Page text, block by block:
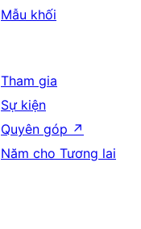
Mẫu khối
Tham gia
Sự kiện
Quyên góp ↗
Năm cho Tương lai